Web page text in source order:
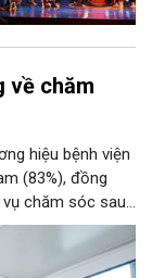
về chăm
hiệu bệnh viện
(83%), đồng
chăm sóc sau